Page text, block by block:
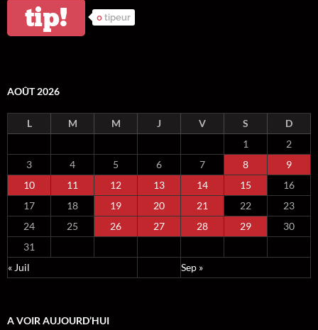
tip! 0 tipeur
AOÛT 2026
L M M J V S
D
1
2
3
4 5 6 7 8
9
10
11 12 13 14 15
16
17
18 19 20 21 22
23
24
25 26 27 28 29
30
31
« Juil
Sep »
A VOIR AUJOURD’HUI